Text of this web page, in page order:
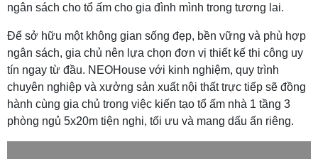
ngân sách cho tổ ấm cho gia đình mình trong tương lai.
Để sở hữu một không gian sống đẹp, bền vững và phù hợp
ngân sách, gia chủ nên lựa chọn đơn vị thiết kế thi công uy
tín ngay từ đầu. NEOHouse với kinh nghiệm, quy trình
chuyên nghiệp và xưởng sản xuất nội thất trực tiếp sẽ đồng
hành cùng gia chủ trong việc kiến tạo tổ ấm nhà 1 tầng 3
phòng ngủ 5x20m tiện nghi, tối ưu và mang dấu ấn riêng.